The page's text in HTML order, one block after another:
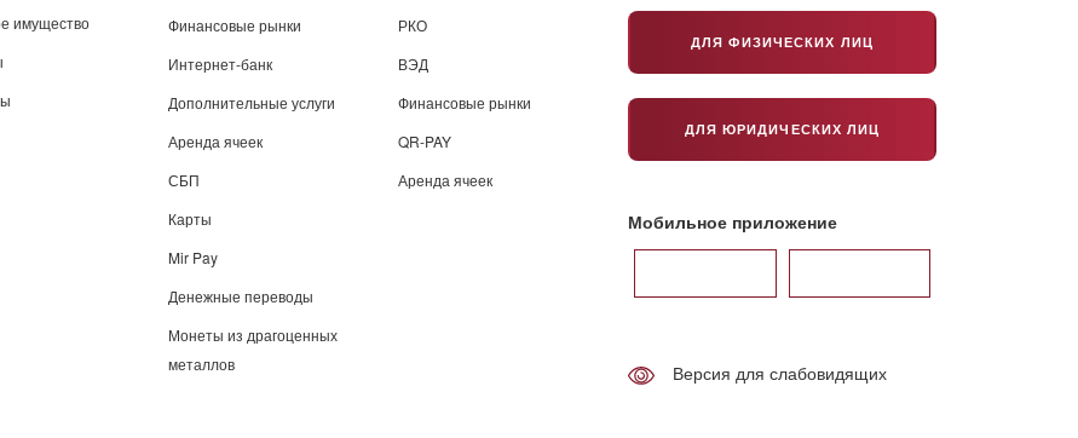
имущество
Финансовые рынки
Интернет-банк
Дополнительные услуги
Аренда ячеек
СБП
Карты
Mir Pay
Денежные переводы
Монеты из драгоценных
металлов
РКО
ВЭД
Финансовые рынки
QR-PAY
Аренда ячеек
ДЛЯ ФИЗИЧЕСКИХ ЛИЦ
ДЛЯ ЮРИДИЧЕСКИХ ЛИЦ
Мобильное приложение
Версия для слабовидящих